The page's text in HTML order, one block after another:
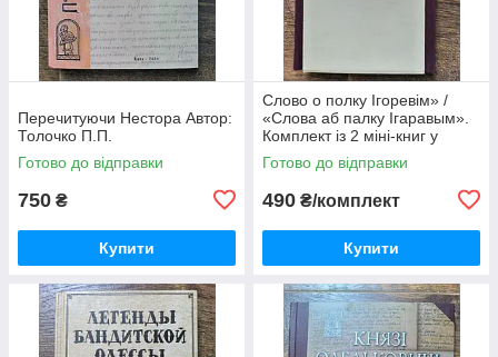
Перечитуючи Нестора Автор:
Толочко П.П.
Готово до відправки
750 ₴
Купити
Слово о полку Ігоревім» /
«Слова аб палку Ігаравым».
Комплект із 2 міні-книг у
футлярі
Готово до відправки
490 ₴/комплект
Купити